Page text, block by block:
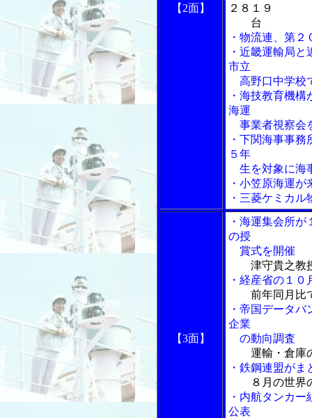
【2面】
２８１９
台
・物流連、第
・近畿運輸局
市立
高野口中学校
・海技教育機
海運
事業者視察会
・下関海事事
５年
生を対象に海
・小笠原海運
・三菱ケミカ
【3面】
・海運集会所
の授
賞式を開催
津守貴之教
・経産省の１
前年同月比
・帝国データ
企業
の動向調査
運輸・倉庫
・鉄鋼連盟が
８月の世界
・内航タンカ
公表